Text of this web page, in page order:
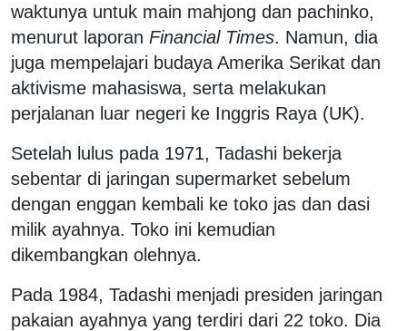
waktunya untuk main mahjong dan pachinko,
menurut laporan Financial Times. Namun, dia
juga mempelajari budaya Amerika Serikat dan
aktivisme mahasiswa, serta melakukan
perjalanan luar negeri ke Inggris Raya (UK).
Setelah lulus pada 1971, Tadashi bekerja
sebentar di jaringan supermarket sebelum
dengan enggan kembali ke toko jas dan dasi
milik ayahnya. Toko ini kemudian
dikembangkan olehnya.
Pada 1984, Tadashi menjadi presiden jaringan
pakaian ayahnya yang terdiri dari 22 toko. Dia